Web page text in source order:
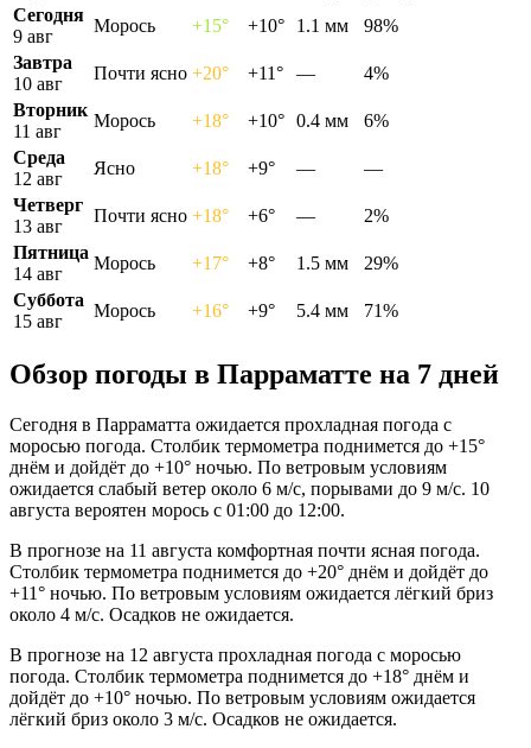
Сегодня
9 авг
Морось +15° +10° 1.1 мм
98%
Завтра
10 авг
Почти ясно +20° +11° —
4%
Вторник
11 авг
Морось +18° +10° 0.4 мм
6%
Среда
12 авг
Ясно +18° +9° —
—
Четверг
13 авг
Почти ясно +18° +6° —
2%
Пятница
14 авг
Морось +17° +8° 1.5 мм
29%
Суббота
15 авг
Морось +16° +9° 5.4 мм 71%
Обзор погоды в Парраматте на 7 дней
Сегодня в Парраматта ожидается прохладная погода с
моросью погода. Столбик термометра поднимется до +15°
днём и дойдёт до +10° ночью. По ветровым условиям
ожидается слабый ветер около 6 м/с, порывами до 9 м/с. 10
августа вероятен морось с 01:00 до 12:00.
В прогнозе на 11 августа комфортная почти ясная погода.
Столбик термометра поднимется до +20° днём и дойдёт до
+11° ночью. По ветровым условиям ожидается лёгкий бриз
около 4 м/с. Осадков не ожидается.
В прогнозе на 12 августа прохладная погода с моросью
погода. Столбик термометра поднимется до +18° днём и
дойдёт до +10° ночью. По ветровым условиям ожидается
лёгкий бриз около 3 м/с. Осадков не ожидается.